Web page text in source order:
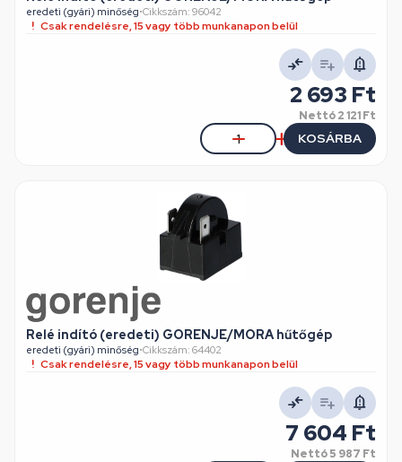
eredeti (gyári) minőség•Cikkszám: 96042
Csak rendelésre, 15 vagy több munkanapon belül
2 693 Ft
Nettó2 121 Ft
KOSÁRBA
Relé indító (eredeti) GORENJE/MORA hűtőgép
eredeti (gyári) minőség•Cikkszám: 64402
Csak rendelésre, 15 vagy több munkanapon belül
7 604 Ft
Nettó5 987 Ft